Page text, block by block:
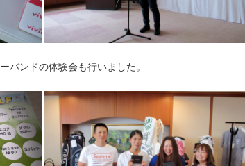
バンドの体験会も行いました。